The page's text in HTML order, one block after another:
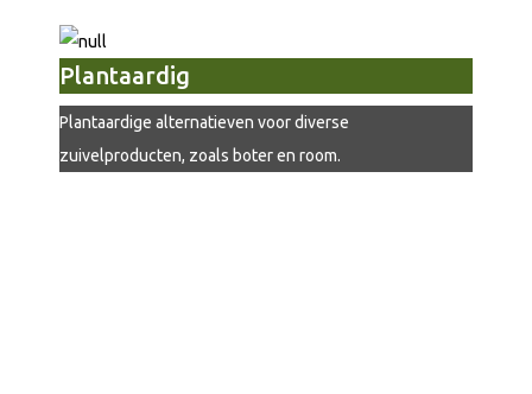
Plantaardig
Plantaardige alternatieven voor diverse
zuivelproducten, zoals boter en room.